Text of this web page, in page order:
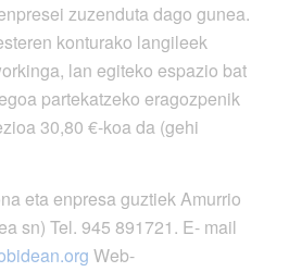
zuzenduta dago gunea.
konturako langileek
lan egiteko espazio bat
partekatzeko eragozpenik
30,80 €-koa da (gehi
eta enpresa guztiek Amurrio
sn) Tel. 945 891721. E- mail
Web-